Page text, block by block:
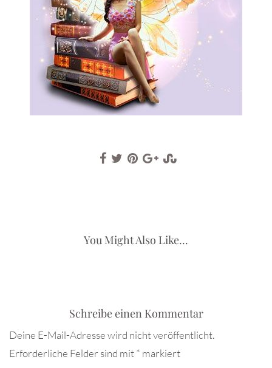
You Might Also Like...
Schreibe einen Kommentar
Deine E-Mail-Adresse wird nicht veröffentlicht.
Erforderliche Felder sind mit* markiert